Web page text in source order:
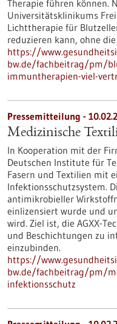
Therapie führen können.
Universitätsklinikums
Lichttherapie für
reduzieren kann, ohne
https://
bw.de/fachbeitrag/pm/
immuntherapien-viel-
Pressemitteilung -
Medizinische
In Kooperation mit der
Deutschen Institute für
Fasern und Textilien mit
Infektionsschutzsystem.
antimikrobieller
einlizensiert wurde und
wird. Ziel ist, die AGXX-
und Beschichtungen zu
einzubinden.
https://
bw.de/fachbeitrag/pm/
infektionsschutz